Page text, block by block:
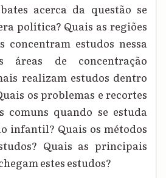
acerca da questão se
política? Quais as regiões
concentram estudos nessa
áreas de concentração
realizam estudos dentro
os problemas e recortes
comuns quando se estuda
infantil? Quais os métodos
Quais as principais
estes estudos?